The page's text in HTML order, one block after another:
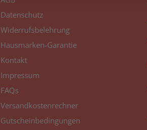
Datenschutz
Widerrufsbelehrung
Hausmarken-Garantie
Kontakt
Impressum
FAQs
Versandkostenrechner
Gutscheinbedingungen